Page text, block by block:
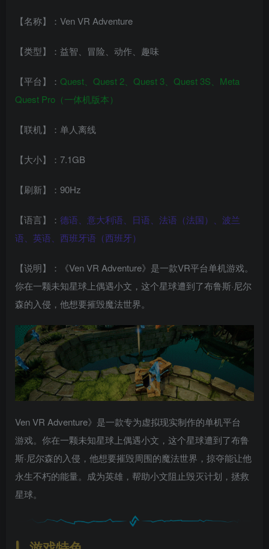
【名称】：Ven VR Adventure
【类型】：益智、冒险、动作、趣味
【平台】： Quest、Quest 2、Quest 3、Quest 3S、Meta
Quest Pro（一体机版本）
【联机】：单人离线
【大小】：7.1GB
【刷新】：90Hz
【语言】： 德语、意大利语、日语、法语（法国）、波兰
语、英语、西班牙语（西班牙）
【说明】：《Ven VR Adventure》是一款VR平台单机游戏。
你在一颗未知星球上偶遇小文，这个星球遭到了布鲁斯·尼尔
森的入侵，他想要摧毁魔法世界。
Ven VR Adventure》是一款专为虚拟现实制作的单机平台
游戏。你在一颗未知星球上偶遇小文，这个星球遭到了布鲁
斯·尼尔森的入侵，他想要摧毁周围的魔法世界，掠夺能让他
永生不朽的能量。成为英雄，帮助小文阻止毁灭计划，拯救
星球。